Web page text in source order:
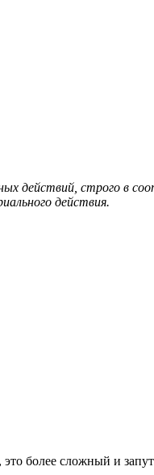
действий, строго в
действия.
более сложный и